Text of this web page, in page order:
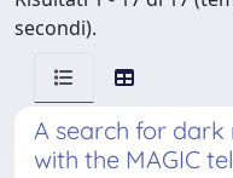
secondi).
A search for
with the MAGIC